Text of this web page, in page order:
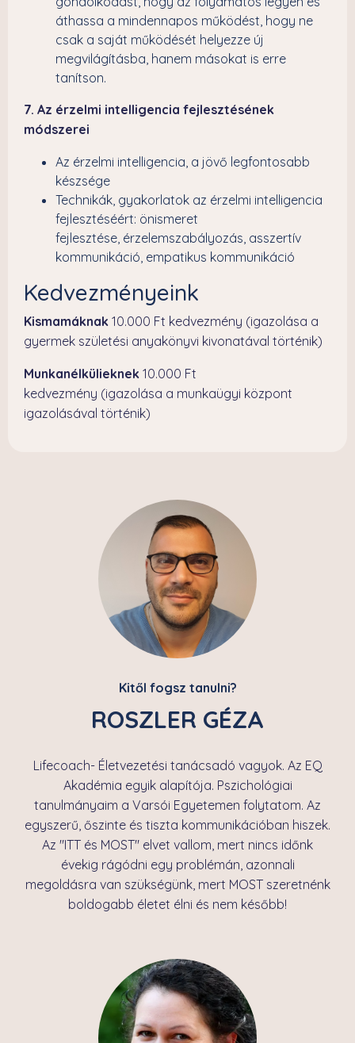
áthassa a mindennapos működést, hogy ne
csak a saját működését helyezze új
megvilágításba, hanem másokat is erre
tanítson.
7. Az érzelmi intelligencia fejlesztésének
módszerei
Az érzelmi intelligencia, a jövő legfontosabb
készsége
Technikák, gyakorlatok az érzelmi intelligencia
fejlesztéséért: önismeret
fejlesztése, érzelemszabályozás, asszertív
kommunikáció, empatikus kommunikáció
Kedvezményeink
Kismamáknak 10.000 Ft kedvezmény (igazolása a
gyermek születési anyakönyvi kivonatával történik)
Munkanélkülieknek 10.000 Ft
kedvezmény (igazolása a munkaügyi központ
igazolásával történik)
Kitől fogsz tanulni?
ROSZLER GÉZA
Lifecoach- Életvezetési tanácsadó vagyok. Az EQ
Akadémia egyik alapítója. Pszichológiai
tanulmányaim a Varsói Egyetemen folytatom. Az
egyszerű, őszinte és tiszta kommunikációban hiszek.
Az "ITT és MOST" elvet vallom, mert nincs időnk
évekig rágódni egy problémán, azonnali
megoldásra van szükségünk, mert MOST szeretnénk
boldogabb életet élni és nem később!